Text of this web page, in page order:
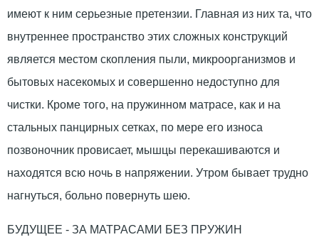
имеют к ним серьезные претензии. Главная из них та, что
внутреннее пространство этих сложных конструкций
является местом скопления пыли, микроорганизмов и
бытовых насекомых и совершенно недоступно для
чистки. Кроме того, на пружинном матрасе, как и на
стальных панцирных сетках, по мере его износа
позвоночник провисает, мышцы перекашиваются и
находятся всю ночь в напряжении. Утром бывает трудно
нагнуться, больно повернуть шею.
БУДУЩЕЕ - ЗА МАТРАСАМИ БЕЗ ПРУЖИН